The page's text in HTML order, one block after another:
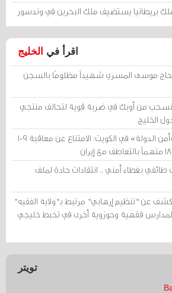
بريطانيا يستضيف ملك البحرين في وندسور
اقرأ في الخليج
موسى المسري شهيداً مظلومًا بالسجن
تنسحب من أوبك في ضربة قوية لتحالف منتجي
الخليج
محكمة «أمن الدولة» في الكويت: الامتناع عن معاقبة 109
بغطاء أمني .. انتقادات حادة لملف
تكشف عن "تنظيم إرهابي" مرتبط بـ"ولاية الفقيه"
فقهية وحوزوية أخرى في تخبط خليجي
تويتر